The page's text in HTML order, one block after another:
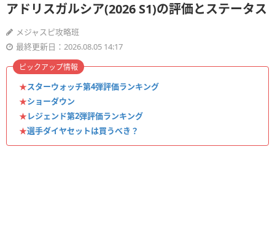
アドリスガルシア(2026 S1)の評価とステータス
メジャスピ攻略班
最終更新日：2026.08.05 14:17
★スターウォッチ第4弾評価ランキング
★ショーダウン
★レジェンド第2弾評価ランキング
★選手ダイヤセットは買うべき？
ピックアップ情報